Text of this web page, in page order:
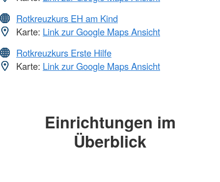
Rotkreuzkurs EH am Kind
Karte: Link zur Google Maps Ansicht
Rotkreuzkurs Erste Hilfe
Karte: Link zur Google Maps Ansicht
Einrichtungen im
Überblick